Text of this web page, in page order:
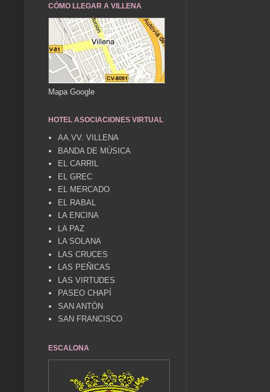
CÓMO LLEGAR A VILLENA
Mapa Google
HOTEL ASOCIACIONES VIRTUAL
AA.VV. VILLENA
BANDA DE MÚSICA
EL CARRIL
EL GREC
EL MERCADO
EL RABAL
LA ENCINA
LA PAZ
LA SOLANA
LAS CRUCES
LAS PEÑICAS
LAS VIRTUDES
PASEO CHAPÍ
SAN ANTÓN
SAN FRANCISCO
ESCALONA